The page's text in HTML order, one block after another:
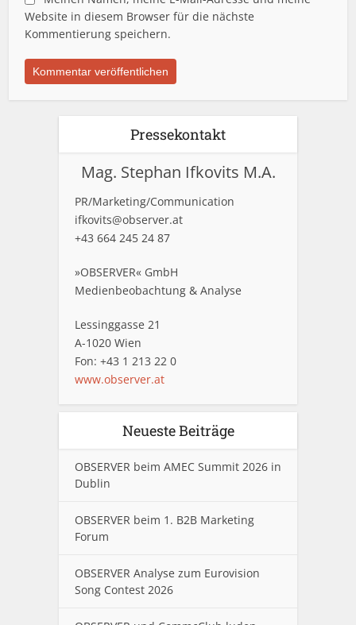
Website in diesem Browser für die nächste
Kommentierung speichern.
Pressekontakt
Mag. Stephan Ifkovits M.A.
PR/Marketing/Communication
ifkovits@observer.at
+43 664 245 24 87
»OBSERVER« GmbH
Medienbeobachtung & Analyse
Lessinggasse 21
A-1020 Wien
Fon: +43 1 213 22 0
www.observer.at
Neueste Beiträge
OBSERVER beim AMEC Summit 2026 in
Dublin
OBSERVER beim 1. B2B Marketing
Forum
OBSERVER Analyse zum Eurovision
Song Contest 2026